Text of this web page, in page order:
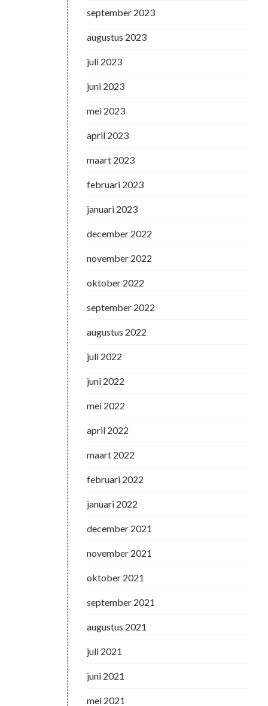
september 2023
augustus 2023
juli 2023
juni 2023
mei 2023
april 2023
maart 2023
februari 2023
januari 2023
december 2022
november 2022
oktober 2022
september 2022
augustus 2022
juli 2022
juni 2022
mei 2022
april 2022
maart 2022
februari 2022
januari 2022
december 2021
november 2021
oktober 2021
september 2021
augustus 2021
juli 2021
juni 2021
mei 2021